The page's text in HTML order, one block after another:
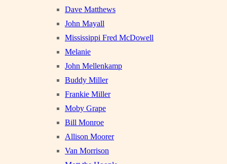
Dave Matthews
John Mayall
Mississippi Fred McDowell
Melanie
John Mellenkamp
Buddy Miller
Frankie Miller
Moby Grape
Bill Monroe
Allison Moorer
Van Morrison